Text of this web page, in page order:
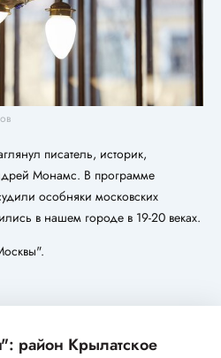
писатель, историк,
Монамс. В программе
особняки московских
в нашем городе в 19-20 веках.
район Крылатское